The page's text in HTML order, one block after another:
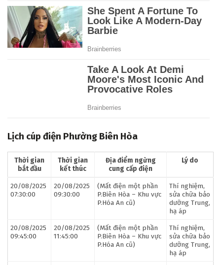
Lịch cúp điện Phường Biên Hòa
Thời gian
bắt đầu
Thời gian
kết thúc
Địa điểm ngừng
cung cấp điện
Lý do
20/08/2025
07:30:00
20/08/2025
09:30:00
(Mất điện một phần
P.Biên Hòa – Khu vực
P.Hóa An cũ)
Thí nghiệm,
sửa chữa bảo
dưỡng Trung,
hạ áp
20/08/2025
09:45:00
20/08/2025
11:45:00
(Mất điện một phần
P.Biên Hòa – Khu vực
P.Hóa An cũ)
Thí nghiệm,
sửa chữa bảo
dưỡng Trung,
hạ áp